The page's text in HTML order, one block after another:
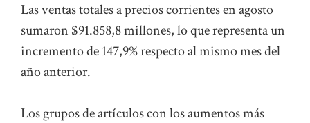
Las ventas totales a precios corrientes en agosto
sumaron $91.858,8 millones, lo que representa un
incremento de 147,9% respecto al mismo mes del
año anterior.
Los grupos de artículos con los aumentos más